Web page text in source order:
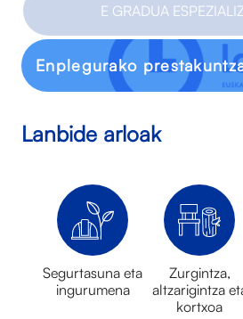
E GRADUA
Enplegurako
Lanbide arloak
Segurtasuna eta
ingurumena
Zurgintza,
altzarigintza
kortxoa